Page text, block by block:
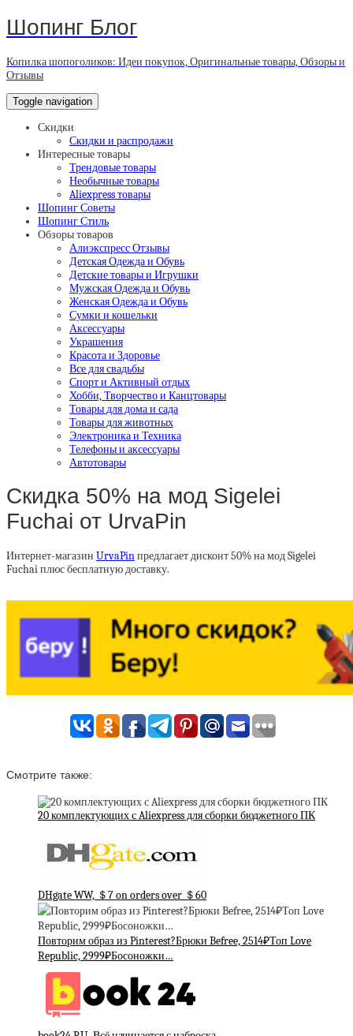
Шопинг Блог
Копилка шопоголиков: Идеи покупок, Оригинальные товары, Обзоры и
Отзывы
Toggle navigation
Скидки
Скидки и распродажи
Интересные товары
Трендовые товары
Необычные товары
Aliexpress товары
Шопинг Советы
Шопинг Стиль
Обзоры товаров
Алиэкспресс Отзывы
Детская Одежда и Обувь
Детские товары и Игрушки
Мужская Одежда и Обувь
Женская Одежда и Обувь
Сумки и кошельки
Аксессуары
Украшения
Красота и Здоровье
Все для свадьбы
Спорт и Активный отдых
Хобби, Творчество и Канцтовары
Товары для дома и сада
Товары для животных
Электроника и Техника
Телефоны и аксессуары
Автотовары
Скидка 50% на мод Sigelei
Fuchai от UrvaPin
Интернет-магазин UrvaPinпредлагает дисконт 50% на мод Sigelei
Fuchai плюс бесплатную доставку.
Смотрите также:
20 комплектующих с Aliexpress для сборки бюджетного ПК
DHgate WW, ＄7 on orders over ＄60
Повторим образ из Pinterest?Брюки Befree, 2514₽Топ Love
Republic, 2999₽Босоножки…